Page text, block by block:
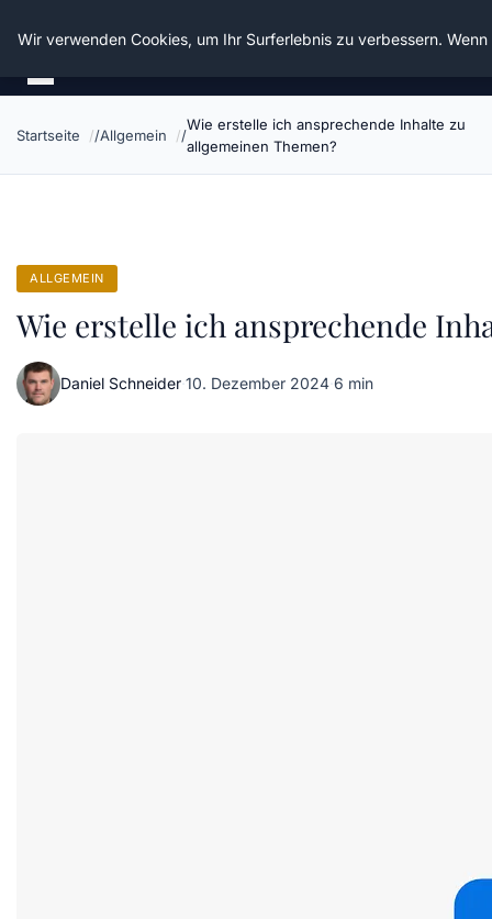
Die Schnitter
Startseite Allgemein
Wie erstelle ich ansprechende Inhalte zu
allgemeinen Themen?
ALLGEMEIN
Wie erstelle ich ansprechende
Daniel Schneider·10. Dezember 2024·6 min
Wir verwenden Cookies, um Ihr Surferlebnis zu verbessern.